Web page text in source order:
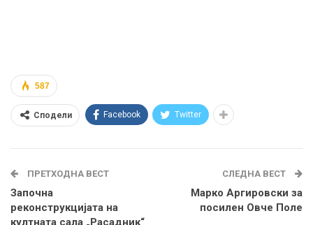
587
Сподели Facebook Twitter
ПРЕТХОДНА ВЕСТ
Започна
реконструкцијата на
култната сала „Расадник“
СЛЕДНА ВЕСТ
Марко Аргировски за
посилен Овче Поле